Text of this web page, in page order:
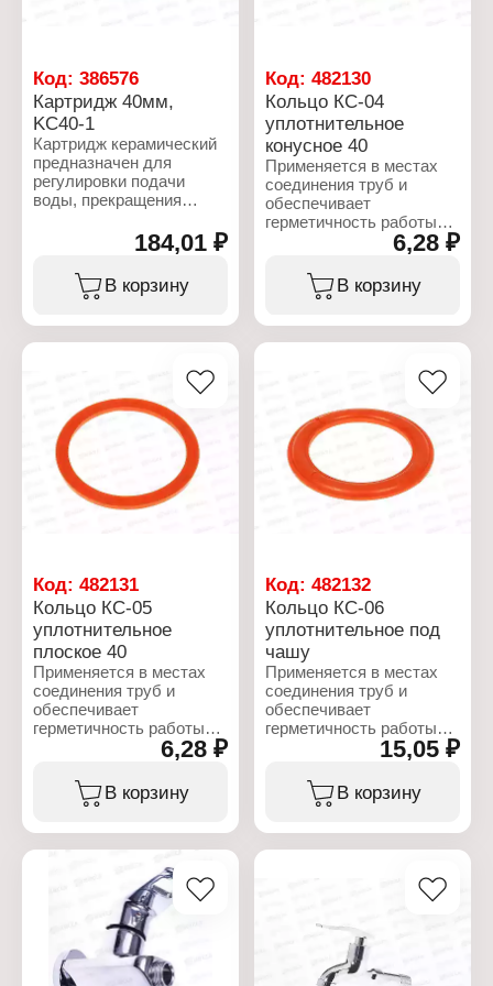
Код: 386576
Картридж 40мм,
KC40-1
Картридж керамический
предназначен для
регулировки подачи
воды, прекращения
Характеристики:
Торговая марка: РМС
Артикул: KC40-1
Назначение: для
Материал: керамика,
пластик
184,01 ₽
В корзину
Код:482130
Кольцо КС-04
уплотнительное
конусное 40
Применяется в местах
соединения труб и
обеспечивает
герметичность работы
Характеристики:
Торговая марка: РМС
Толщина: 12 мм
Материал: резина
6,28 ₽
В корзину
Код: 482131
Кольцо КС-05
уплотнительное
плоское 40
Применяется в местах
соединения труб и
обеспечивает
герметичность работы
Характеристики:
Торговая марка: РМС
Вариация: плоское
Диаметр: 40 мм
Толщина: 2 мм
Материал: резина
6,28 ₽
В корзину
Код:482132
Кольцо КС-06
уплотнительное под
чашу
Применяется в местах
соединения труб и
обеспечивает
герметичность работы
Характеристики:
Торговая марка: РМС
Назначение: под чашу
Материал: резина
15,05 ₽
В корзину